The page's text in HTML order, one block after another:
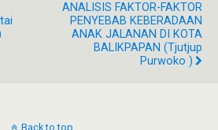
ANALISIS FAKTOR-FAKTOR
PENYEBAB KEBERADAAN
ANAK JALANAN DI KOTA
BALIKPAPAN (Tjutjup
Purwoko )
Back to top